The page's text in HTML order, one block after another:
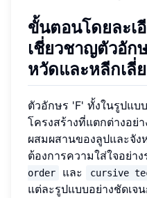
ขั้นตอนโดยละเ
เชี่ยวชาญตัวอัก
หวัดและหลีกเลี่
ตัวอักษร 'F' ทั้งในรูปแบ
โครงสร้างที่แตกต่างอย่
ผสมผสานของลูปและจัง
ต้องการความใส่ใจอย่า
order
และ cursive
แต่ละรูปแบบอย่างชัดเจ